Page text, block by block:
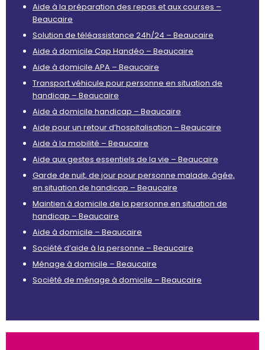
Aide à la préparation des repas et aux courses –
Beaucaire
Solution de téléassistance 24h/24 – Beaucaire
Aide à domicile Cap Handéo – Beaucaire
Aide à domicile APA – Beaucaire
Transport véhicule pour personne en situation de
handicap – Beaucaire
Aide à domicile handicap – Beaucaire
Aide pour un retour d’hospitalisation – Beaucaire
Aide à la mobilité – Beaucaire
Aide aux gestes essentiels de la vie – Beaucaire
Garde de nuit, de jour pour personne malade, âgée,
en situation de handicap – Beaucaire
Maintien à domicile de la personne en situation de
handicap – Beaucaire
Aide à domicile – Beaucaire
Société d’aide à la personne – Beaucaire
Ménage à domicile – Beaucaire
Société de ménage à domicile – Beaucaire